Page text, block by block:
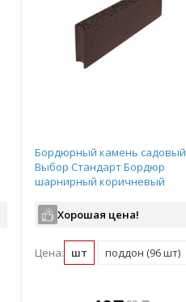
Бордюрный камень садовый
Выбор Стандарт Бордюр
шарнирный коричневый
Хорошая цена!
Цена: шт поддон (96 шт)